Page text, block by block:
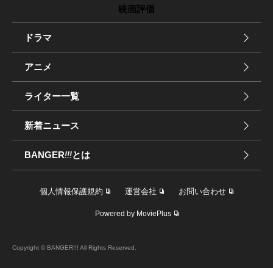
映画評価
ドラマ
アニメ
ライター一覧
新着ニュース
BANGER!!!とは
個人情報保護規約 運営会社 お問い合わせ
Powered by MoviePlus
Copyright © BANGER!!! All Rights Reserved.